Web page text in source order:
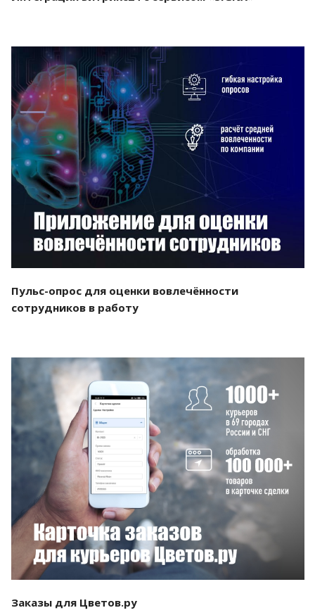
Смотреть проект
Пульс-опрос для оценки вовлечённости
сотрудников в работу
Смотреть проект
Заказы для Цветов.ру